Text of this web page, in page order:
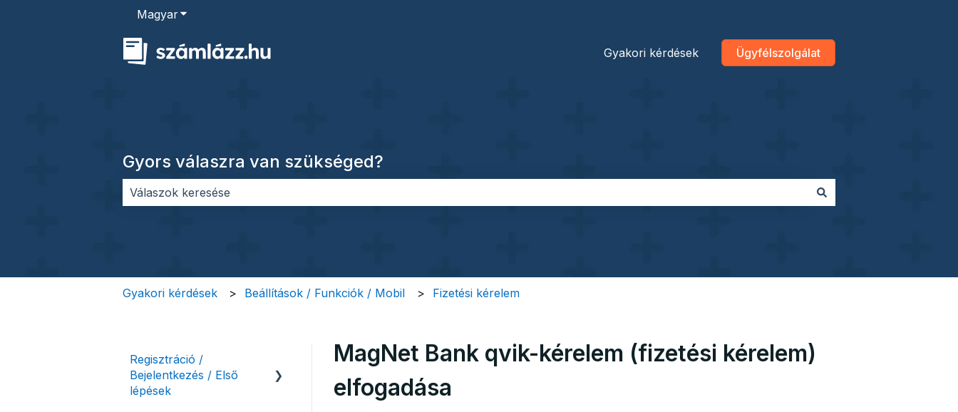
MagyarAlmenü megjelenítése fordításokhoz
Gyakori kérdések Ügyfélszolgálat
Gyors válaszra van szükséged?
Gyakori kérdések Beállítások / Funkciók / Mobil Fizetési kérelem
MagNet Bank qvik-kérelem (fizetési kérelem)
elfogadása
Regisztráció /
Bejelentkezés / Első
lépések